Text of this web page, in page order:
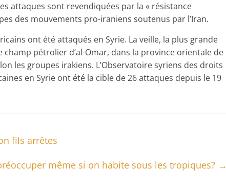
attaques sont revendiquées par la « résistance
des mouvements pro-iraniens soutenus par l’Iran.
ont été attaqués en Syrie. La veille, la plus grande
champ pétrolier d’al-Omar, dans la province orientale de
les groupes irakiens. L’Observatoire syriens des droits
en Syrie ont été la cible de 26 attaques depuis le 19
fils arrêtes
même si on habite sous les tropiques? →